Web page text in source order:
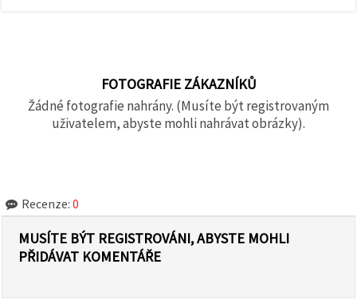
FOTOGRAFIE ZÁKAZNÍKŮ
Žádné fotografie nahrány. (Musíte být registrovaným
uživatelem, abyste mohli nahrávat obrázky).
Recenze: 0
MUSÍTE BÝT REGISTROVÁNI, ABYSTE MOHLI
PŘIDÁVAT KOMENTÁŘE